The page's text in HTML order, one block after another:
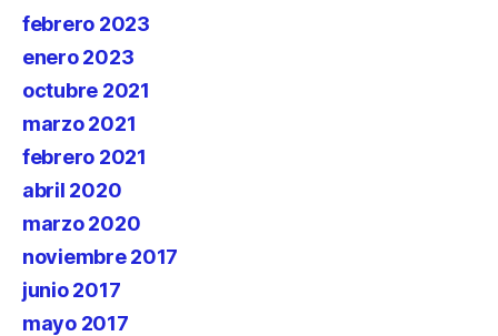
febrero 2023
enero 2023
octubre 2021
marzo 2021
febrero 2021
abril 2020
marzo 2020
noviembre 2017
junio 2017
mayo 2017